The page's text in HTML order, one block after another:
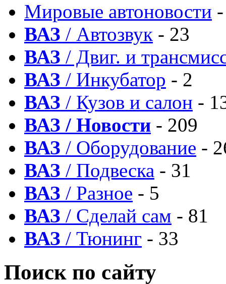
Мировые автоновости
ВАЗ / Автозвук - 23
ВАЗ / Двиг. и
ВАЗ / Инкубатор - 2
ВАЗ / Кузов и салон -
ВАЗ / Новости - 209
ВАЗ / Оборудование -
ВАЗ / Подвеска - 31
ВАЗ / Разное - 5
ВАЗ / Сделай сам - 81
ВАЗ / Тюнинг - 33
Поиск по сайту